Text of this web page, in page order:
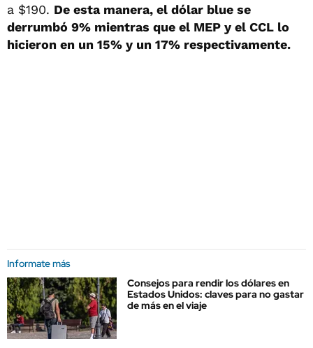
a $190. De esta manera, el dólar blue se
derrumbó 9% mientras que el MEP y el CCL lo
hicieron en un 15% y un 17% respectivamente.
Informate más
Consejos para rendir los dólares en
Estados Unidos: claves para no gastar
de más en el viaje